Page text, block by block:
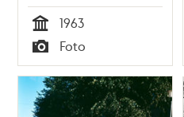
Tid
1963
Typ
Foto